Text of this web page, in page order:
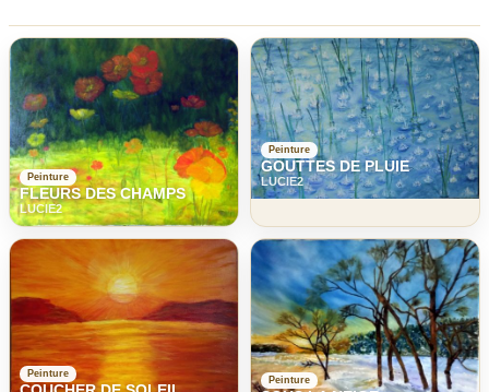
Peinture
FLEURS DES CHAMPS
LUCIE2
Peinture
GOUTTES DE PLUIE
LUCIE2
Peinture
Peinture